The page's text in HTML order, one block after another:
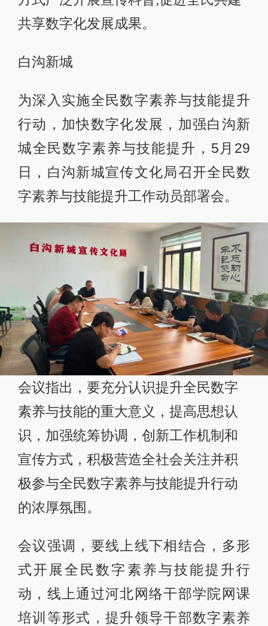
共享数字化发展成果。
白沟新城
为深入实施全民数字素养与技能提升
行动，加快数字化发展，加强白沟新
城全民数字素养与技能提升，5月29
日，白沟新城宣传文化局召开全民数
字素养与技能提升工作动员部署会。
会议指出，要充分认识提升全民数字
素养与技能的重大意义，提高思想认
识，加强统筹协调，创新工作机制和
宣传方式，积极营造全社会关注并积
极参与全民数字素养与技能提升行动
的浓厚氛围。
会议强调，要线上线下相结合，多形
式开展全民数字素养与技能提升行
动，线上通过河北网络干部学院网课
培训等形式，提升领导干部数字素养